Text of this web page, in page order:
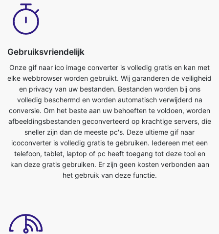
Gebruiksvriendelijk
Onze gif naar ico image converter is volledig gratis en kan met
elke webbrowser worden gebruikt. Wij garanderen de veiligheid
volledig beschermd en worden automatisch verwijderd na
conversie. Om het beste aan uw behoeften te voldoen, worden
afbeeldingsbestanden geconverteerd op krachtige servers, die
sneller zijn dan de meeste pc's. Deze ultieme gif naar
icoconverter is volledig gratis te gebruiken. Iedereen met een
telefoon, tablet, laptop of pc heeft toegang tot deze tool en
kan deze gratis gebruiken. Er zijn geen kosten verbonden aan
het gebruik van deze functie.
Ondersteuning voor dropbox/uploadbestand
U kunt afbeeldingsbestanden uploaden of bestanden